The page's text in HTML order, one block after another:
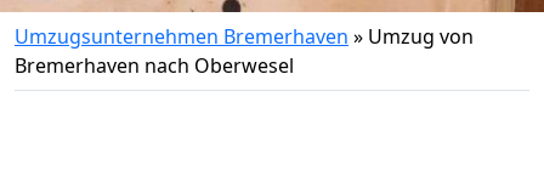
Umzugsunternehmen Bremerhaven » Umzug von
Bremerhaven nach Oberwesel